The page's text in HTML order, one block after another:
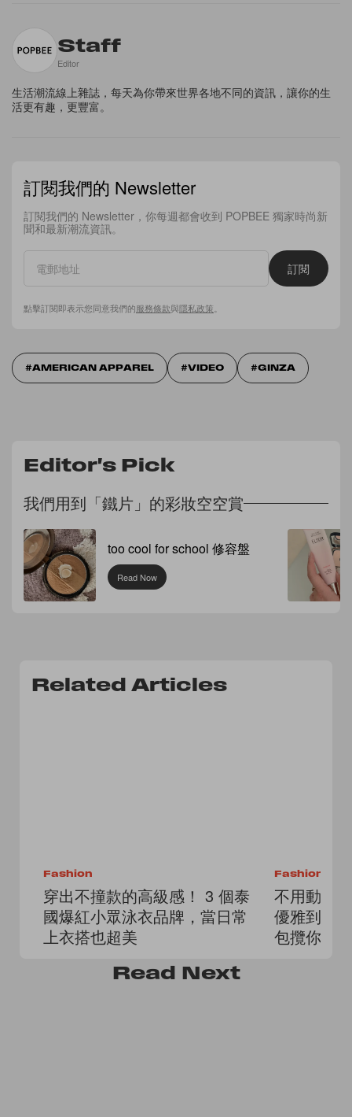
Staff
Editor
生活潮流線上雜誌，每天為你帶來世界各地不同的資訊，讓你的生
活更有趣，更豐富。
訂閱我們的 Newsletter
訂閱我們的 Newsletter，你每週都會收到 POPBEE 獨家時尚新
聞和最新潮流資訊。
訂閱
點擊訂閱即表示您同意我們的服務條款與隱私政策
AMERICAN APPAREL VIDEO GINZA
Editor's Pick
我們用到「鐵片」的彩妝空空賞
too cool for school 修容盤
Read Now
Related Articles
Fashion
穿出不撞款的高級感！ 3 個泰
國爆紅小眾泳衣品牌，當日常
上衣搭也超美
Fashion
不用動腦
優雅到街
包攬你一
Read Next